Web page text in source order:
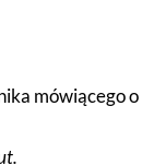
mówiącego o